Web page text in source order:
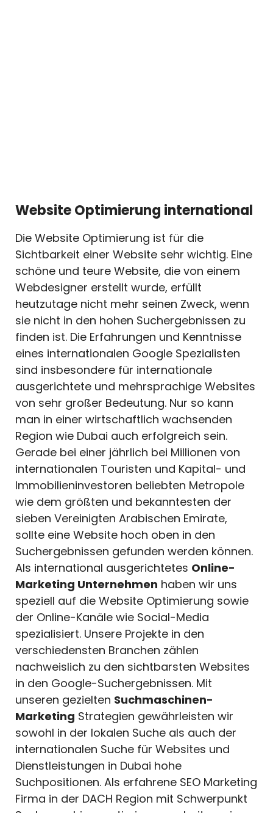
Website Optimierung international
Die Website Optimierung ist für die
Sichtbarkeit einer Website sehr wichtig. Eine
schöne und teure Website, die von einem
Webdesigner erstellt wurde, erfüllt
heutzutage nicht mehr seinen Zweck, wenn
sie nicht in den hohen Suchergebnissen zu
finden ist. Die Erfahrungen und Kenntnisse
eines internationalen Google Spezialisten
sind insbesondere für internationale
ausgerichtete und mehrsprachige Websites
von sehr großer Bedeutung. Nur so kann
man in einer wirtschaftlich wachsenden
Region wie Dubai auch erfolgreich sein.
Gerade bei einer jährlich bei Millionen von
internationalen Touristen und Kapital- und
Immobilieninvestoren beliebten Metropole
wie dem größten und bekanntesten der
sieben Vereinigten Arabischen Emirate,
sollte eine Website hoch oben in den
Suchergebnissen gefunden werden können.
Als international ausgerichtetes Online-
Marketing Unternehmen haben wir uns
speziell auf die Website Optimierung sowie
der Online-Kanäle wie Social-Media
spezialisiert. Unsere Projekte in den
verschiedensten Branchen zählen
nachweislich zu den sichtbarsten Websites
in den Google-Suchergebnissen. Mit
unseren gezielten Suchmaschinen-
Marketing Strategien gewährleisten wir
sowohl in der lokalen Suche als auch der
internationalen Suche für Websites und
Dienstleistungen in Dubai hohe
Suchpositionen. Als erfahrene SEO Marketing
Firma in der DACH Region mit Schwerpunkt